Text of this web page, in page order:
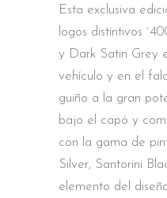
Esta exclusiva
logos distintivos
y Dark Satin Grey
vehículo y en el
guiño a la gran
bajo el capó y
con la gama de
Silver, Santorini
elemento del